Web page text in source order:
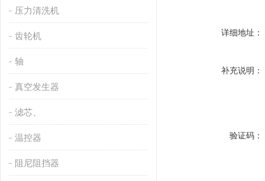
压力清洗机
齿轮机
轴
真空发生器
滤芯、
温控器
阻尼阻挡器
详细地址：
补充说明：
验证码：